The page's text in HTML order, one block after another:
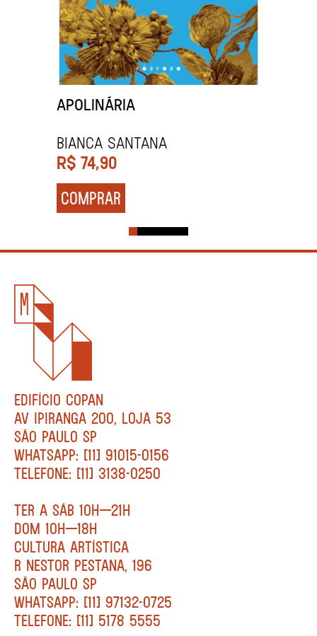
APOLINÁRIA
BIANCA SANTANA
R$ 74,90
COMPRAR
EDIFÍCIO COPAN
AV IPIRANGA 200, LOJA 53
SÃO PAULO SP
WHATSAPP: [11] 91015-0156
TELEFONE: [11] 3138-0250
TER A SÁB 10H—21H
DOM 10H—18H
CULTURA ARTÍSTICA
R NESTOR PESTANA, 196
SÃO PAULO SP
WHATSAPP: [11] 97132-0725
TELEFONE: [11] 5178 5555